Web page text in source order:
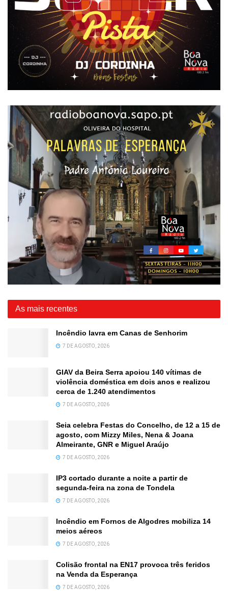
As mais recentes
Incêndio lavra em Canas de Senhorim
7 DE AGOSTO, 2026
GIAV da Beira Serra apoiou 140 vítimas de
violência doméstica em dois anos e realizou
cerca de 1.240 atendimentos
7 DE AGOSTO, 2026
Seia celebra Festas do Concelho, de 12 a 15 de
agosto, com Mizzy Miles, Nena & Joana
Almeirante, GNR e Miguel Araújo
7 DE AGOSTO, 2026
IP3 cortado durante a noite a partir de
segunda-feira na zona de Tondela
7 DE AGOSTO, 2026
Incêndio em Fornos de Algodres mobiliza 14
meios aéreos
7 DE AGOSTO, 2026
Colisão frontal na EN17 provoca três feridos
na Venda da Esperança
7 DE AGOSTO, 2026